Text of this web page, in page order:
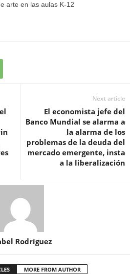
arte en las aulas K-12
Next article
El economista jefe del
Banco Mundial se alarma a
la alarma de los
problemas de la deuda del
mercado emergente, insta
a la liberalización
Rodríguez
MORE FROM AUTHOR